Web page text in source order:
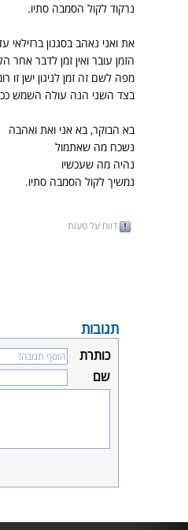
נרקוד לקול הסמבה סתיו.
את ואני נאהב בסגנון ברזילאי
הזמן עובר ואין זמן לדבר אחר
מפה לשם זה זמן לניגון ישן זו
בצד השני הנה עולה השמש
בא הבוקר, בא אני ואת ואהבה
נשכח מה שאתמול
נהיה מה שעכשיו
נמשיך לקול הסמבה סתיו.
דווח על טעות
תגובות
כותרת
שם